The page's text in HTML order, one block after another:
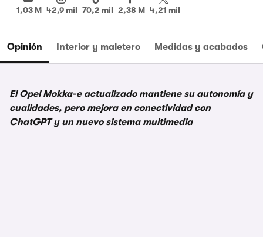
1,03 M 42,9 mil 70,2 mil 2,38 M 4,21 mil
Opinión Interior y maletero Medidas y acabados
El Opel Mokka-e actualizado mantiene su autonomía y
cualidades, pero mejora en conectividad con
ChatGPT y un nuevo sistema multimedia